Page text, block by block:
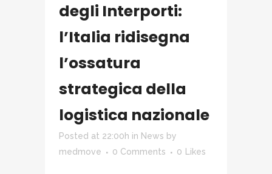
degli Interporti:
l’Italia ridisegna
l’ossatura
strategica della
logistica nazionale
Posted at 22:00h in News by
medmove
0 Comments 0 Likes